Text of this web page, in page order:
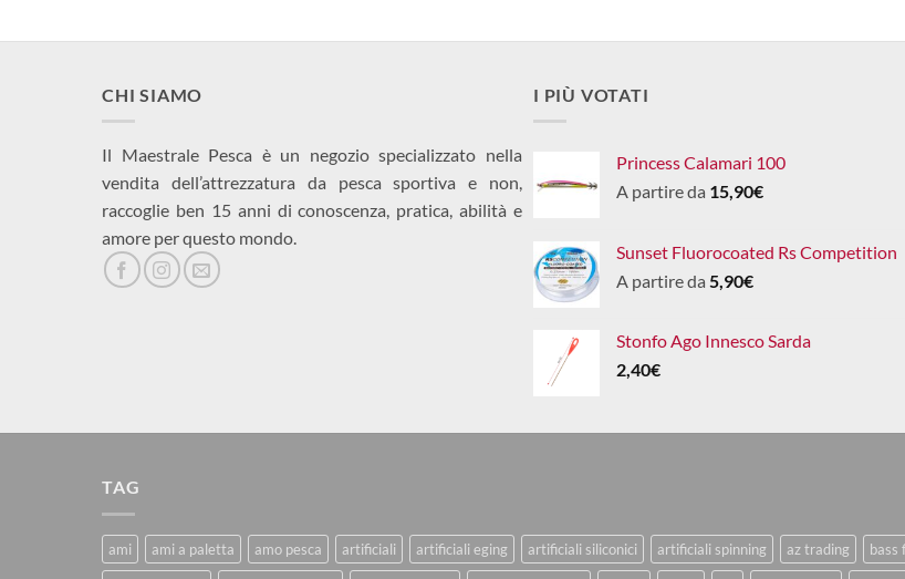
CHI SIAMO
Il Maestrale Pesca è un negozio specializzato nella
vendita dell’attrezzatura da pesca sportiva e non,
raccoglie ben 15 anni di conoscenza, pratica, abilità e
amore per questo mondo.
I PIÙ VOTATI
Princess Calamari 100
A partire da 15,90€
Sunset Fluorocoated Rs Competition
A partire da 5,90€
Stonfo Ago Innesco Sarda
2,40€
TAG
ami ami a paletta amo pesca artificiali artificiali eging artificiali siliconici artificiali spinning az trading bass